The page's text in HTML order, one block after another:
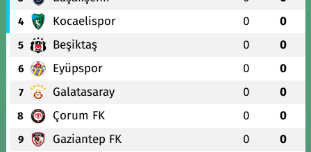
4 Kocaelispor 0 0
5 Beşiktaş 0 0
6 Eyüpspor 0 0
7 Galatasaray 0 0
8 Çorum FK 0 0
9 Gaziantep FK 0 0